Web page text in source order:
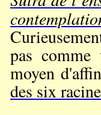
pas
moyen
des six